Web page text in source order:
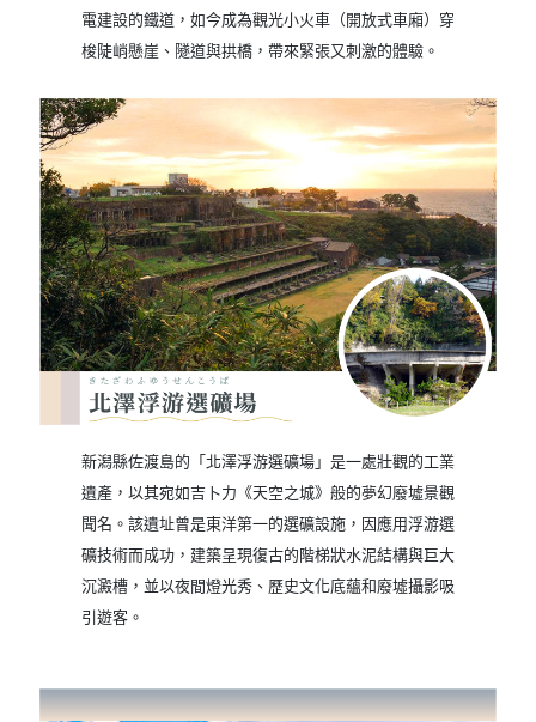
電建設的鐵道，如今成為觀光小火車（開放式車廂）穿
梭陡峭懸崖、隧道與拱橋，帶來緊張又刺激的體驗。
新潟縣佐渡島的「北澤浮游選礦場」是一處壯觀的工業
遺產，以其宛如吉卜力《天空之城》般的夢幻廢墟景觀
聞名。該遺址曾是東洋第一的選礦設施，因應用浮游選
礦技術而成功，建築呈現復古的階梯狀水泥結構與巨大
沉澱槽，並以夜間燈光秀、歷史文化底蘊和廢墟攝影吸
引遊客。